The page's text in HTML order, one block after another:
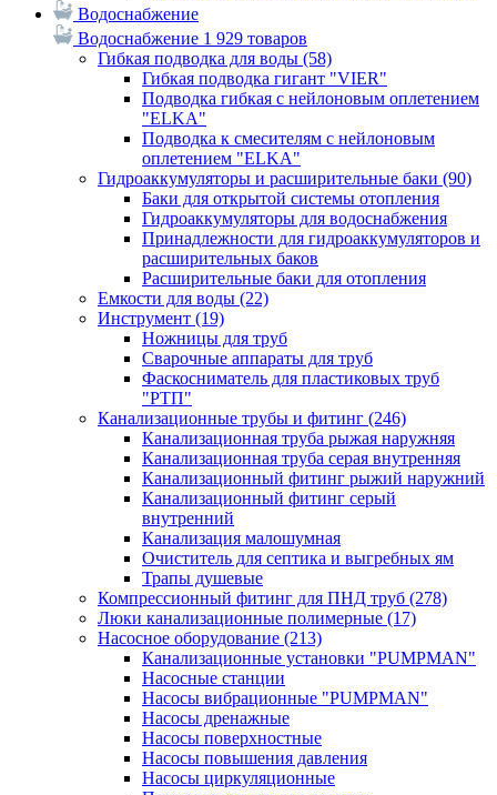
Водоснабжение
Водоснабжение 1 929 товаров
Гибкая подводка для воды (58)
Гибкая подводка гигант "VIER"
Подводка гибкая с нейлоновым оплетением
"ELKA"
Подводка к смесителям с нейлоновым
оплетением "ELKA"
Гидроаккумуляторы и расширительные баки (90)
Баки для открытой системы отопления
Гидроаккумуляторы для водоснабжения
Принадлежности для гидроаккумуляторов и
расширительных баков
Расширительные баки для отопления
Емкости для воды (22)
Инструмент (19)
Ножницы для труб
Сварочные аппараты для труб
Фаскосниматель для пластиковых труб
"РТП"
Канализационные трубы и фитинг (246)
Канализационная труба рыжая наружняя
Канализационная труба серая внутренняя
Канализационный фитинг рыжий наружний
Канализационный фитинг серый
внутренний
Канализация малошумная
Очиститель для септика и выгребных ям
Трапы душевые
Компрессионный фитинг для ПНД труб (278)
Люки канализационные полимерные (17)
Насосное оборудование (213)
Канализационные установки "PUMPMAN"
Насосные станции
Насосы вибрационные "PUMPMAN"
Насосы дренажные
Насосы поверхностные
Насосы повышения давления
Насосы циркуляционные